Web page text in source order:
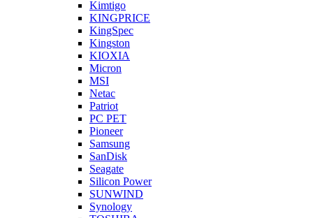
Kimtigo
KINGPRICE
KingSpec
Kingston
KIOXIA
Micron
MSI
Netac
Patriot
PC PET
Pioneer
Samsung
SanDisk
Seagate
Silicon Power
SUNWIND
Synology